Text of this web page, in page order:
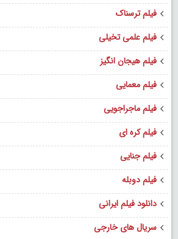
فیلم ترسناک
فیلم علمی تخیلی
فیلم هیجان انگیز
فیلم معمایی
فیلم ماجراجویی
فیلم کره ای
فیلم جنایی
فیلم دوبله
دانلود فیلم ایرانی
سریال های خارجی